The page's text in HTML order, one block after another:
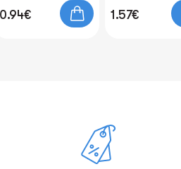
0.94€ 1.57€